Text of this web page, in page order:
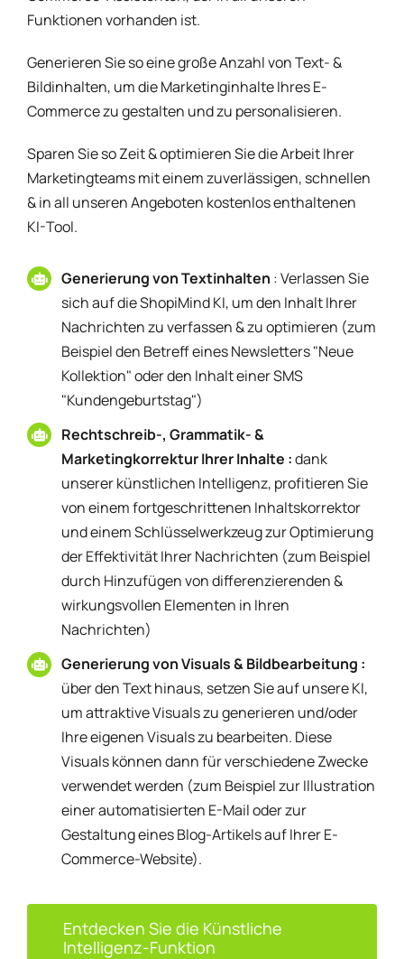
Funktionen vorhanden ist.
Generieren Sie so eine große Anzahl von Text- &
Bildinhalten, um die Marketinginhalte Ihres E-
Commerce zu gestalten und zu personalisieren.
Sparen Sie so Zeit & optimieren Sie die Arbeit Ihrer
Marketingteams mit einem zuverlässigen, schnellen
& in all unseren Angeboten kostenlos enthaltenen
KI-Tool.
Generierung von Textinhalten : Verlassen Sie
sich auf die ShopiMind KI, um den Inhalt Ihrer
Nachrichten zu verfassen & zu optimieren (zum
Beispiel den Betreff eines Newsletters "Neue
Kollektion" oder den Inhalt einer SMS
"Kundengeburtstag")
Rechtschreib-, Grammatik- &
Marketingkorrektur Ihrer Inhalte :dank
unserer künstlichen Intelligenz, profitieren Sie
von einem fortgeschrittenen Inhaltskorrektor
und einem Schlüsselwerkzeug zur Optimierung
der Effektivität Ihrer Nachrichten (zum Beispiel
durch Hinzufügen von differenzierenden &
wirkungsvollen Elementen in Ihren
Nachrichten)
Generierung von Visuals & Bildbearbeitung :
über den Text hinaus, setzen Sie auf unsere KI,
um attraktive Visuals zu generieren und/oder
Ihre eigenen Visuals zu bearbeiten. Diese
Visuals können dann für verschiedene Zwecke
verwendet werden (zum Beispiel zur Illustration
einer automatisierten E-Mail oder zur
Gestaltung eines Blog-Artikels auf Ihrer E-
Commerce-Website).
Entdecken Sie die Künstliche
Intelligenz-Funktion